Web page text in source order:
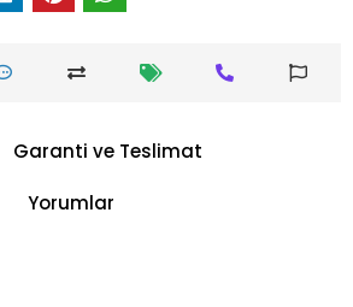
Garanti ve Teslimat
Yorumlar